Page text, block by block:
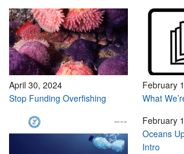
April 30, 2024
Stop Funding Overfishing
February
What
February
Oceans
Intro